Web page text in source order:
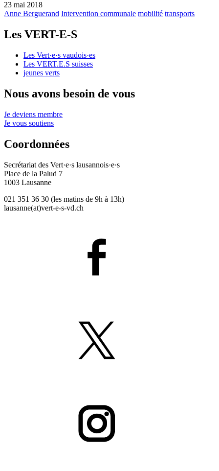
23 mai 2018
Anne Berguerand Intervention communale mobilité transports
Les VERT-E-S
Les Vert·e·s vaudois·es
Les VERT.E.S suisses
jeunes verts
Nous avons besoin de vous
Je deviens membre
Je vous soutiens
Coordonnées
Secrétariat des Vert·e·s lausannois·e·s
Place de la Palud 7
1003 Lausanne
021 351 36 30 (les matins de 9h à 13h)
lausanne(at)vert-e-s-vd.ch